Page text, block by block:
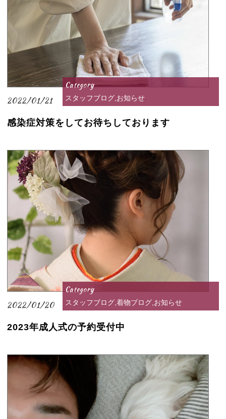
2022/01/21
Category
スタッフブログ,お知らせ
感染症対策をしてお待ちしております
2022/01/20
Category
スタッフブログ,着物ブログ,お知らせ
2023年成人式の予約受付中